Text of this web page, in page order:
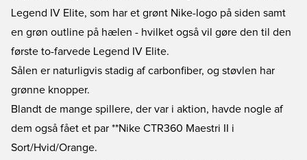
Legend IV Elite, som har et grønt Nike-logo på siden samt
en grøn outline på hælen - hvilket også vil gøre den til den
første to-farvede Legend IV Elite.
Sålen er naturligvis stadig af carbonfiber, og støvlen har
grønne knopper.
Blandt de mange spillere, der var i aktion, havde nogle af
dem også fået et par **Nike CTR360 Maestri II i
Sort/Hvid/Orange.